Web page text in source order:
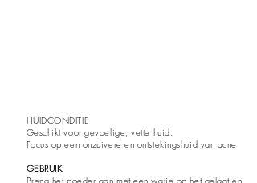
HUIDCONDITIE
Geschikt voor gevoelige, vette huid.
Focus op een onzuivere en ontstekingshuid van acne
GEBRUIK
Breng het poeder aan met een watje op het gelaat en